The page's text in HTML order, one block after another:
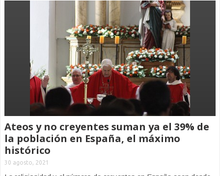
Ateos y no creyentes suman ya el 39% de
la población en España, el máximo
histórico
30 agosto, 2021